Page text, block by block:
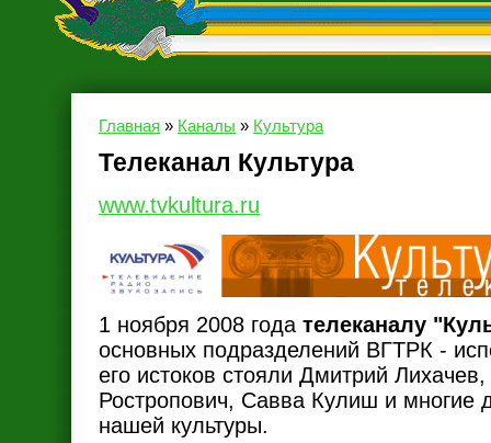
Главная » Каналы » Культура
Телеканал Культура
www.tvkultura.ru
1 ноября 2008 года телеканалу
основных подразделений ВГТРК -
его истоков стояли Дмитрий
Ростропович, Савва Кулиш и многие
нашей культуры.